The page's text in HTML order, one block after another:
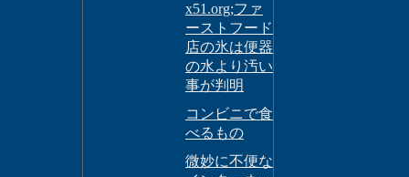
x51.org;ファ
ーストフード
店の氷は便器
の水より汚い
事が判明
コンビニで食
べるもの
微妙に不便な